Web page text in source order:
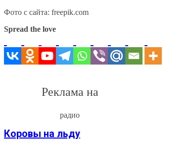
Фото с сайта: freepik.com
Spread the love
Реклама на
радио
Коровы на льду